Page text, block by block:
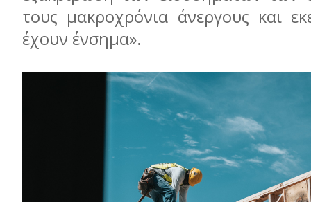
τους μακροχρόνια άνεργους και
έχουν ένσημα».